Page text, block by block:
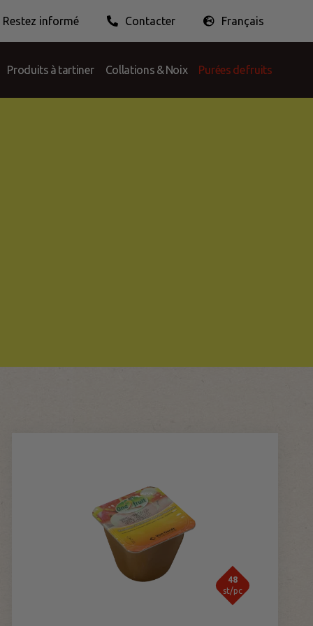
Produits à tartiner Collations & Noix Purées de fruits
l’emballage Éthique professionnelle
Restez informé Contacter Français
Nederlands English Français
48
st/pc